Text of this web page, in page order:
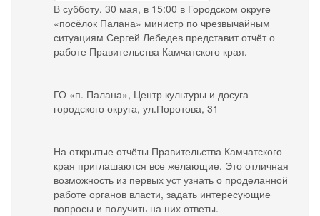
В субботу, 30 мая, в 15:00 в Городском округе
«посёлок Палана» министр по чрезвычайным
ситуациям Сергей Лебедев представит отчёт о
работе Правительства Камчатского края.
ГО «п. Палана», Центр культуры и досуга
городского округа, ул.Поротова, 31
️На открытые отчёты Правительства Камчатского
края приглашаются все желающие. Это отличная
возможность из первых уст узнать о проделанной
работе органов власти, задать интересующие
вопросы и получить на них ответы.